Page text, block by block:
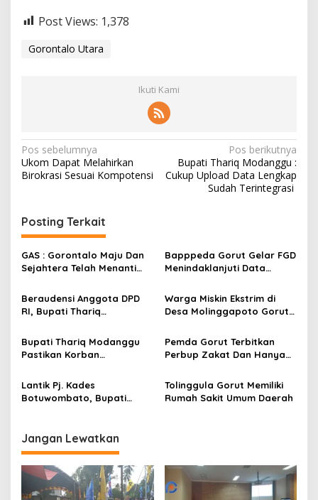
Post Views: 1,378
Gorontalo Utara
Ikuti Kami
N
a
i
g
a
s
i
p
s
Pos sebelumnya
Ukom Dapat Melahirkan
Birokrasi Sesuai Kompotensi
Pos berikutnya
Bupati Thariq Modanggu :
Cukup Upload Data Lengkap
Sudah Terintegrasi
Posting Terkait
GAS : Gorontalo Maju Dan
Sejahtera Telah Menanti
Bapppeda Gorut Gelar FGD
Menindaklanjuti Data
Kesejahteraan
Beraudensi Anggota DPD
RI, Bupati Thariq
Memperkenalkan Jakestra
Warga Miskin Ekstrim di
Desa Molinggapoto Gorut
Bupati Thariq Modanggu
Pastikan Korban
Bantuan 10 Juta
Pemda Gorut Terbitkan
Perbup Zakat Dan Hanya
Mampu
Lantik Pj. Kades
Botuwombato, Bupati
Tolinggula Gorut Memiliki
Rumah Sakit Umum Daerah
Jangan Lewatkan